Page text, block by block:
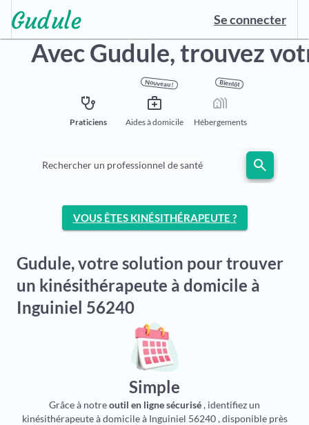
Se connecter
Avec Gudule,trouvez
stethoscope
Praticiens
Nouveau !
medical_services
Aides à domicile
Bientôt
holiday_village
Hébergements
Rechercher un professionnel de santé search
VOUS ÊTES KINÉSITHÉRAPEUTE ?
Gudule, votre solution pour trouver
un kinésithérapeute à domicile à
Inguiniel 56240
Simple
Grâce à notreoutil en ligne sécurisé, identifiez un
kinésithérapeute à domicile à Inguiniel 56240 , disponible près